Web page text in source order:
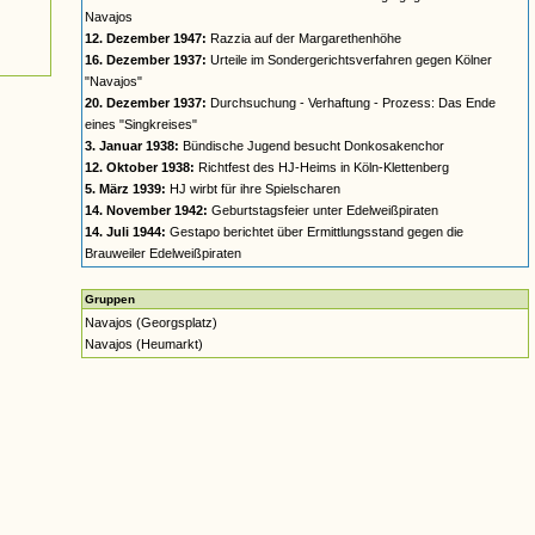
Navajos
12. Dezember 1947: Razzia auf der Margarethenhöhe
16. Dezember 1937: Urteile im Sondergerichtsverfahren gegen Kölner
"Navajos"
20. Dezember 1937: Durchsuchung - Verhaftung - Prozess: Das Ende
eines "Singkreises"
3. Januar 1938: Bündische Jugend besucht Donkosakenchor
12. Oktober 1938: Richtfest des HJ-Heims in Köln-Klettenberg
5. März 1939: HJ wirbt für ihre Spielscharen
14. November 1942: Geburtstagsfeier unter Edelweißpiraten
14. Juli 1944: Gestapo berichtet über Ermittlungsstand gegen die
Brauweiler Edelweißpiraten
Gruppen
Navajos (Georgsplatz)
Navajos (Heumarkt)